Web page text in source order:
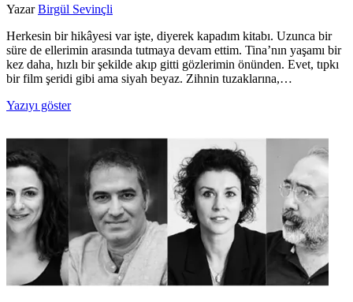
YazarBirgül Sevinçli
Herkesin bir hikâyesi var işte, diyerek kapadım kitabı. Uzunca bir
süre de ellerimin arasında tutmaya devam ettim. Tina’nın yaşamı bir
kez daha, hızlı bir şekilde akıp gitti gözlerimin önünden. Evet, tıpkı
bir film şeridi gibi ama siyah beyaz. Zihnin tuzaklarına,…
Yazıyı göster